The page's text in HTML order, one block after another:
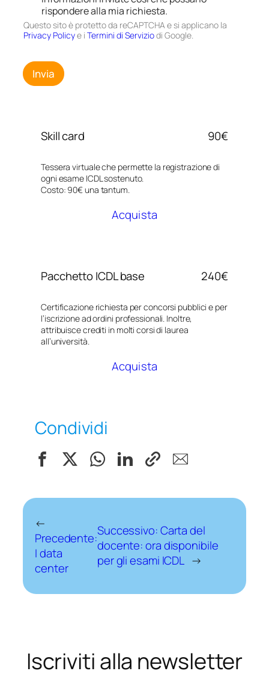
rispondere alla mia richiesta.
Questo sito è protetto da reCAPTCHA e si applicano la
Privacy Policye i Termini di Serviziodi Google.
Invia
Skill card 90€
Tessera virtuale che permette la registrazione di
ogni esame ICDL sostenuto.
Costo: 90€ una tantum.
Acquista
Pacchetto ICDL base 240€
Certificazione richiesta per concorsi pubblici e per
l’iscrizione ad ordini professionali. Inoltre,
attribuisce crediti in molti corsi di laurea
all’università.
Acquista
Condividi
←
Precedente:
I data
center
Successivo:Carta del
docente: ora disponibile
per gli esami ICDL →
Iscriviti alla newsletter